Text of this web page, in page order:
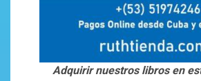
Adquirir nuestros libros en